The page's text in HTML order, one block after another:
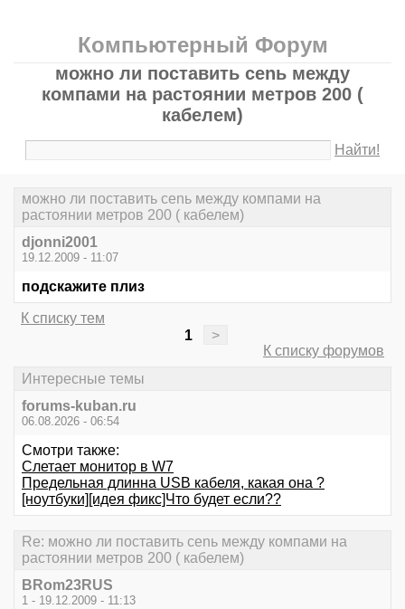
Компьютерный Форум
можно ли поставить сеnь между
компами на растоянии метров 200 (
кабелем)
Найти!
можно ли поставить сеnь между компами на
растоянии метров 200 ( кабелем)
djonni2001
19.12.2009 - 11:07
подскажите плиз
К списку тем
1
>
К списку форумов
Интересные темы
forums-kuban.ru
06.08.2026 - 06:54
Смотри также:
Слетает монитор в W7
Предельная длинна USB кабеля, какая она ?
[ноутбуки][идея фикс]Что будет если??
Re: можно ли поставить сеnь между компами на
растоянии метров 200 ( кабелем)
BRom23RUS
1 - 19.12.2009 - 11:13